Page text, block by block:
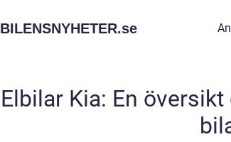
BILENSNYHETER.se
Elbilar Kia: En